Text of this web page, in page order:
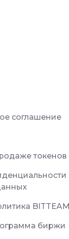
соглашение
токенов
BITTEAM
биржи